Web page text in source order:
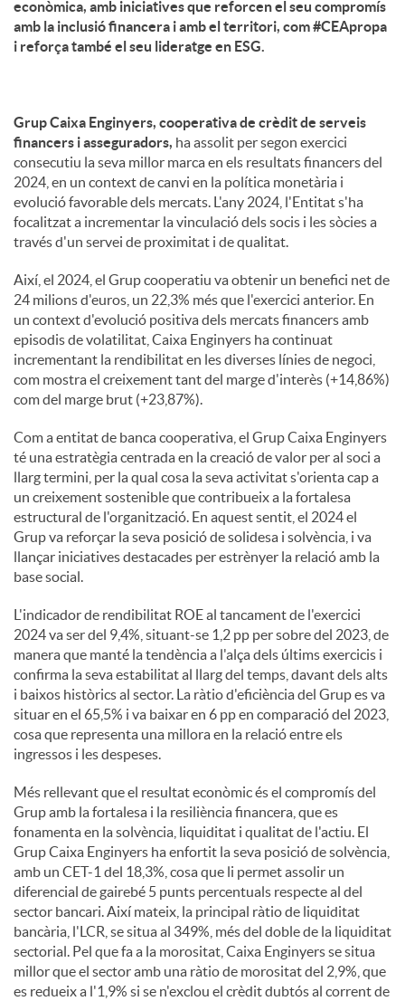
econòmica, amb iniciatives que reforcen el seu compromís
amb la inclusió financera i amb el territori, com #CEApropa
i reforça també el seu lideratge en ESG.
Grup Caixa Enginyers, cooperativa de crèdit de serveis
financers i asseguradors, ha assolit per segon exercici
consecutiu la seva millor marca en els resultats financers del
2024, en un context de canvi en la política monetària i
evolució favorable dels mercats. L'any 2024, l'Entitat s'ha
focalitzat a incrementar la vinculació dels socis i les sòcies a
través d'un servei de proximitat i de qualitat.
Així, el 2024, el Grup cooperatiu va obtenir un benefici net de
24 milions d'euros, un 22,3% més que l'exercici anterior. En
un context d'evolució positiva dels mercats financers amb
episodis de volatilitat, Caixa Enginyers ha continuat
incrementant la rendibilitat en les diverses línies de negoci,
com mostra el creixement tant del marge d'interès (+14,86%)
com del marge brut (+23,87%).
Com a entitat de banca cooperativa, el Grup Caixa Enginyers
té una estratègia centrada en la creació de valor per al soci a
llarg termini, per la qual cosa la seva activitat s'orienta cap a
un creixement sostenible que contribueix a la fortalesa
estructural de l'organització. En aquest sentit, el 2024 el
Grup va reforçar la seva posició de solidesa i solvència, i va
llançar iniciatives destacades per estrènyer la relació amb la
base social.
L'indicador de rendibilitat ROE al tancament de l'exercici
2024 va ser del 9,4%, situant-se 1,2 pp per sobre del 2023, de
manera que manté la tendència a l'alça dels últims exercicis i
confirma la seva estabilitat al llarg del temps, davant dels alts
i baixos històrics al sector. La ràtio d'eficiència del Grup es va
situar en el 65,5% i va baixar en 6 pp en comparació del 2023,
cosa que representa una millora en la relació entre els
ingressos i les despeses.
Més rellevant que el resultat econòmic és el compromís del
Grup amb la fortalesa i la resiliència financera, que es
fonamenta en la solvència, liquiditat i qualitat de l'actiu. El
Grup Caixa Enginyers ha enfortit la seva posició de solvència,
amb un CET-1 del 18,3%, cosa que li permet assolir un
diferencial de gairebé 5 punts percentuals respecte al del
sector bancari. Així mateix, la principal ràtio de liquiditat
bancària, l'LCR, se situa al 349%, més del doble de la liquiditat
sectorial. Pel que fa a la morositat, Caixa Enginyers se situa
millor que el sector amb una ràtio de morositat del 2,9%, que
es redueix a l'1,9% si se n'exclou el crèdit dubtós al corrent de